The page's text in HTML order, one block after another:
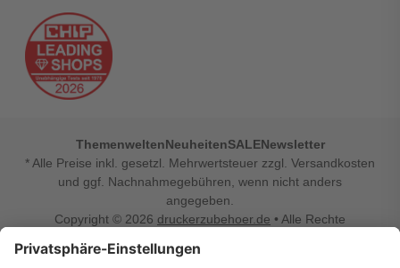
ThemenweltenNeuheitenSALENewsletter
* Alle Preise inkl. gesetzl. Mehrwertsteuer zzgl. Versandkosten
und ggf. Nachnahmegebühren, wenn nicht anders
angegeben.
Copyright © 2026 druckerzubehoer.de • Alle Rechte
Vertrag widerrufen